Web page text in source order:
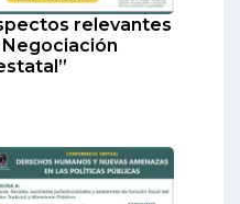
relevantes
Negociación